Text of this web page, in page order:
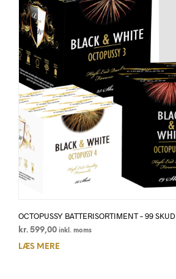
OCTOPUSSY BATTERISORTIMENT – 99 SKUD
kr. 599,00 inkl. moms
LÆS MERE